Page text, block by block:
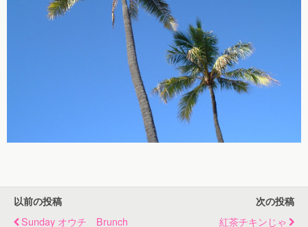
以前の投稿
Sunday オウチ Brunch
次の投稿
紅茶チキンじゃ